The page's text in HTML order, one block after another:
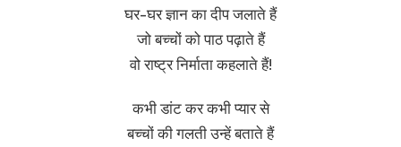
घर-घर ज्ञान का दीप जलाते हैं
जो बच्चों को पाठ पढ़ाते हैं
वो राष्ट्र निर्माता कहलाते हैं!
कभी डांट कर कभी प्यार से
बच्चों की गलती उन्हें बताते हैं